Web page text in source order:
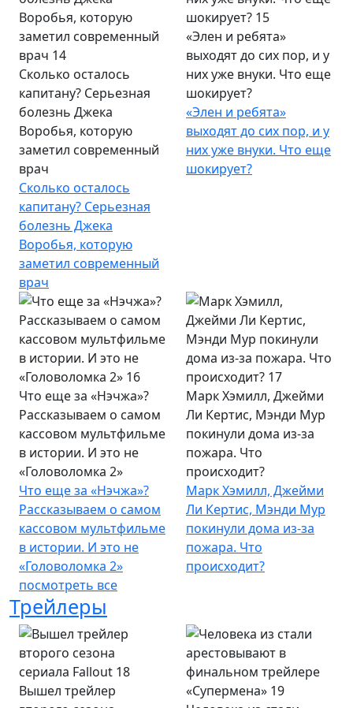
Сколько осталось
капитану? Серьезная
болезнь Джека
Воробья, которую
заметил современный
врач
Сколько осталось
капитану? Серьезная
болезнь Джека
Воробья, которую
заметил современный
врач
«Элен и ребята»
выходят до сих пор, и у
них уже внуки. Что еще
шокирует?
«Элен и ребята»
выходят до сих пор, и у
них уже внуки. Что еще
шокирует?
Что еще за «Нэчжа»?
Рассказываем о самом
кассовом мультфильме
в истории. И это не
«Головоломка 2»
Что еще за «Нэчжа»?
Рассказываем о самом
кассовом мультфильме
в истории. И это не
«Головоломка 2»
Марк Хэмилл, Джейми
Ли Кертис, Мэнди Мур
покинули дома из-за
пожара. Что
происходит?
Марк Хэмилл, Джейми
Ли Кертис, Мэнди Мур
покинули дома из-за
пожара. Что
происходит?
посмотреть все
Трейлеры
Вышел трейлер